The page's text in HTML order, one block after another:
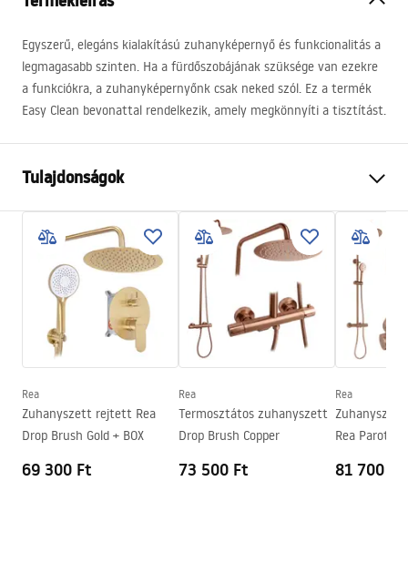
Egyszerű, elegáns kialakítású zuhanyképernyő és funkcionalitás a
legmagasabb szinten. Ha a fürdőszobájának szüksége van ezekre
a funkciókra, a zuhanyképernyőnk csak neked szól. Ez a termék
Easy Clean bevonattal rendelkezik, amely megkönnyíti a tisztítást.
Tulajdonságok
Méret (ajtó x fal)
80
Fekete
Kabin típusa
Az üveg színe
Átlátszó 8mm
Széria
Bler
A kabin iránya
Univerzális
Garancia
Rea
Zuhanyszett rejtett Rea
Drop Brush Gold + BOX
69 300 Ft
Rea
Termosztátos zuhanyszett
Drop Brush Copper
73 500 Ft
Rea
Rea Parot
81 700 Ft